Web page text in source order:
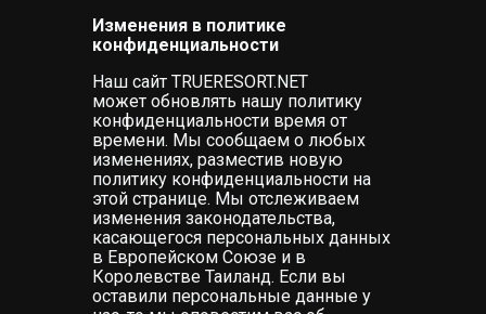
Изменения в политике
конфиденциальности
Наш сайт TRUERESORT.NET
может обновлять нашу политику
конфиденциальности время от
времени. Мы сообщаем о любых
изменениях, разместив новую
политику конфиденциальности на
этой странице. Мы отслеживаем
изменения законодательства,
касающегося персональных данных
в Европейском Союзе и в
Королевстве Таиланд. Если вы
оставили персональные данные у